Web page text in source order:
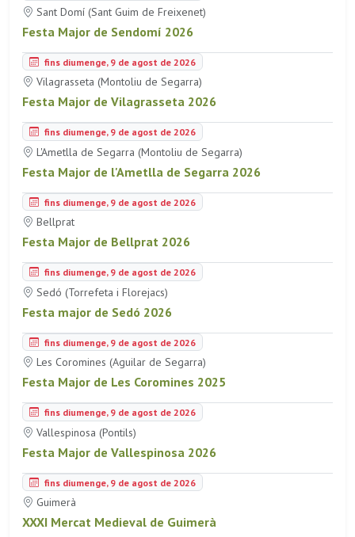
Sant Domí (Sant Guim de Freixenet)
Festa Major de Sendomí 2026
fins diumenge, 9 de agost de 2026
Vilagrasseta (Montoliu de Segarra)
Festa Major de Vilagrasseta 2026
fins diumenge, 9 de agost de 2026
L'Ametlla de Segarra (Montoliu de Segarra)
Festa Major de l'Ametlla de Segarra 2026
fins diumenge, 9 de agost de 2026
Bellprat
Festa Major de Bellprat 2026
fins diumenge, 9 de agost de 2026
Sedó (Torrefeta i Florejacs)
Festa major de Sedó 2026
fins diumenge, 9 de agost de 2026
Les Coromines (Aguilar de Segarra)
Festa Major de Les Coromines 2025
fins diumenge, 9 de agost de 2026
Vallespinosa (Pontils)
Festa Major de Vallespinosa 2026
fins diumenge, 9 de agost de 2026
Guimerà
XXXI Mercat Medieval de Guimerà